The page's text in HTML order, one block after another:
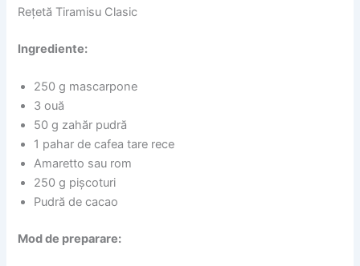
Rețetă Tiramisu Clasic
Ingrediente:
250 g mascarpone
3 ouă
50 g zahăr pudră
1 pahar de cafea tare rece
Amaretto sau rom
250 g pișcoturi
Pudră de cacao
Mod de preparare: